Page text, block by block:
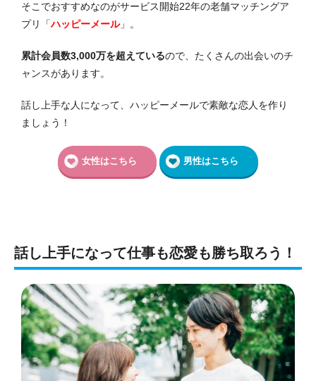
そこでおすすめなのがサービス開始22年の老舗マッチングア
プリ「ハッピーメール」。
累計会員数3,000万を超えているので、たくさんの出会いのチ
ャンスがあります。
話し上手な人になって、ハッピーメールで素敵な恋人を作り
ましょう！
女性はこちら 男性はこちら
話し上手になって仕事も恋愛も勝ち取ろう！